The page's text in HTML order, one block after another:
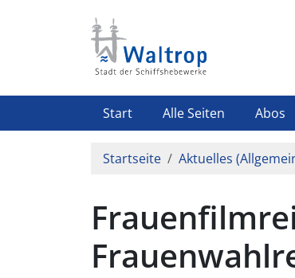
Highlight Menü
Start Alle Seiten Abos
Pfadnavigation
Startseite Aktuelles